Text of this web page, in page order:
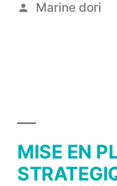
Marine dori
MISE EN